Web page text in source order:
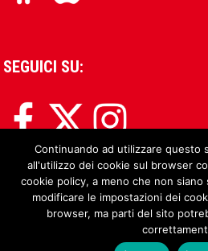
SEGUICI SU:
Continuando ad utilizzare questo
all'utilizzo dei cookie sul browser
cookie policy, a meno che non
modificare le impostazioni dei
browser, ma parti del sito